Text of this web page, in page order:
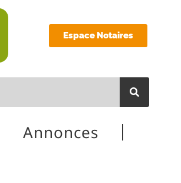
Espace Notaires
Annonces